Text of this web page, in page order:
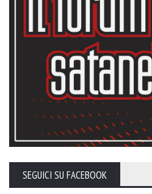
SEGUICI SU FACEBOOK